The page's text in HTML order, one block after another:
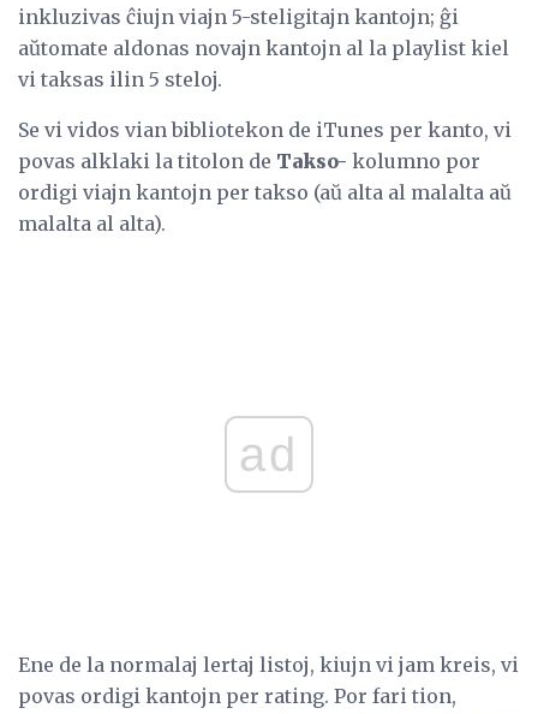
inkluzivas ĉiujn viajn 5-steligitajn kantojn; ĝi
aŭtomate aldonas novajn kantojn al la playlist kiel
vi taksas ilin 5 steloj.
Se vi vidos vian bibliotekon de iTunes per kanto, vi
povas alklaki la titolon de Takso- kolumno por
ordigi viajn kantojn per takso (aŭ alta al malalta aŭ
malalta al alta).
ad
Ene de la normalaj lertaj listoj, kiujn vi jam kreis, vi
povas ordigi kantojn per rating. Por fari tion,